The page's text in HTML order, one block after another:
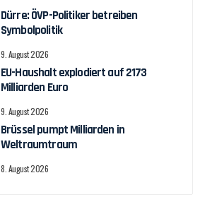
Dürre: ÖVP-Politiker betreiben
Symbolpolitik
9. August 2026
EU-Haushalt explodiert auf 2173
Milliarden Euro
9. August 2026
Brüssel pumpt Milliarden in
Weltraumtraum
8. August 2026